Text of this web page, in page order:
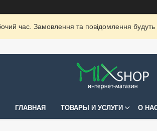
час. Замовлення та повідомлення
ГЛАВНАЯ ТОВАРЫ И УСЛУГИ О